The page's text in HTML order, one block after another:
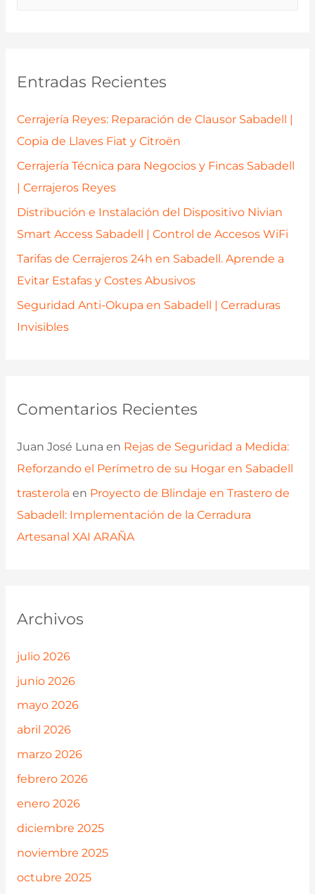
p
o
:
Entradas Recientes
Cerrajería Reyes: Reparación de Clausor Sabadell |
Copia de Llaves Fiat y Citroën
Cerrajería Técnica para Negocios y Fincas Sabadell
| Cerrajeros Reyes
Distribución e Instalación del Dispositivo Nivian
Smart Access Sabadell | Control de Accesos WiFi
Tarifas de Cerrajeros 24h en Sabadell. Aprende a
Evitar Estafas y Costes Abusivos
Seguridad Anti-Okupa en Sabadell | Cerraduras
Invisibles
Comentarios Recientes
Juan José Luna en Rejas de Seguridad a Medida:
Reforzando el Perímetro de su Hogar en Sabadell
trasterola en Proyecto de Blindaje en Trastero de
Sabadell: Implementación de la Cerradura
Artesanal XAI ARAÑA
Archivos
julio 2026
junio 2026
mayo 2026
abril 2026
marzo 2026
febrero 2026
enero 2026
diciembre 2025
noviembre 2025
octubre 2025